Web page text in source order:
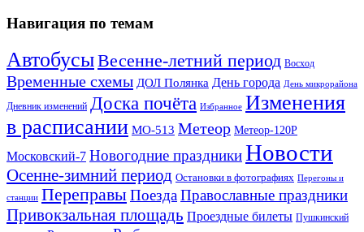
Навигация по темам
АвтобусыВесенне-летний период Восход
Временные схемы ДОЛ Полянка День города День микрорайона
Дневник изменений Доска почёта Избранное Изменения
в расписании МО-513 Метеор Метеор-120Р
Московский-7 Новогодние праздникиНовости
Осенне-зимний период Остановки в фотографиях Перегоны и
станции ПереправыПоездаПравославные праздники
Привокзальная площадь Проездные билеты Пушкинский